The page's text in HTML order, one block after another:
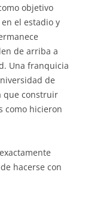
objetivo
el estadio y
de arriba a
Una franquicia
de
que construir
como hicieron
hacerse con